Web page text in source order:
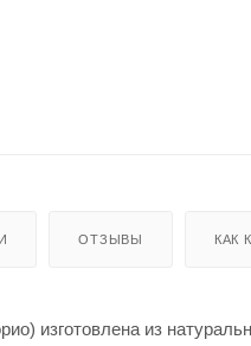
ОТЗЫВЫ КАК
изготовлена из